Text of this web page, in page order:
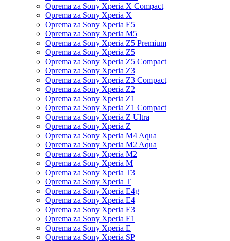
Oprema za Sony Xperia X Compact
Oprema za Sony Xperia X
Oprema za Sony Xperia E5
Oprema za Sony Xperia M5
Oprema za Sony Xperia Z5 Premium
Oprema za Sony Xperia Z5
Oprema za Sony Xperia Z5 Compact
Oprema za Sony Xperia Z3
Oprema za Sony Xperia Z3 Compact
Oprema za Sony Xperia Z2
Oprema za Sony Xperia Z1
Oprema za Sony Xperia Z1 Compact
Oprema za Sony Xperia Z Ultra
Oprema za Sony Xperia Z
Oprema za Sony Xperia M4 Aqua
Oprema za Sony Xperia M2 Aqua
Oprema za Sony Xperia M2
Oprema za Sony Xperia M
Oprema za Sony Xperia T3
Oprema za Sony Xperia T
Oprema za Sony Xperia E4g
Oprema za Sony Xperia E4
Oprema za Sony Xperia E3
Oprema za Sony Xperia E1
Oprema za Sony Xperia E
Oprema za Sony Xperia SP